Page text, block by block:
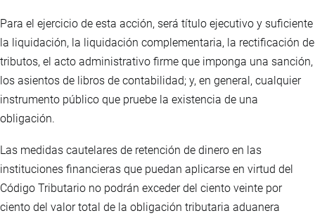
Para el ejercicio de esta acción, será título ejecutivo y suficiente
la liquidación, la liquidación complementaria, la rectificación de
tributos, el acto administrativo firme que imponga una sanción,
los asientos de libros de contabilidad; y, en general, cualquier
instrumento público que pruebe la existencia de una
obligación.
Las medidas cautelares de retención de dinero en las
instituciones financieras que puedan aplicarse en virtud del
Código Tributario no podrán exceder del ciento veinte por
ciento del valor total de la obligación tributaria aduanera